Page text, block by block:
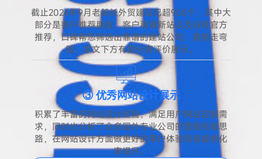
截止2024年9月老船长外贸建站已超950个，其中大
部分是客户推荐朋友，客户再做新站以及谷歌官方
推荐，口碑帮您筛选出靠谱的建站公司，避免走弯
路；本文下方有部分客评价展示。
③ 优秀网站设计展示
积累了丰富的网站设计经验，满足用户网站定制需
求，同时也分析了众多国外专业公司的营销布局思
路，在网站设计方面做更好的用户体验和询盘转化
率提升。